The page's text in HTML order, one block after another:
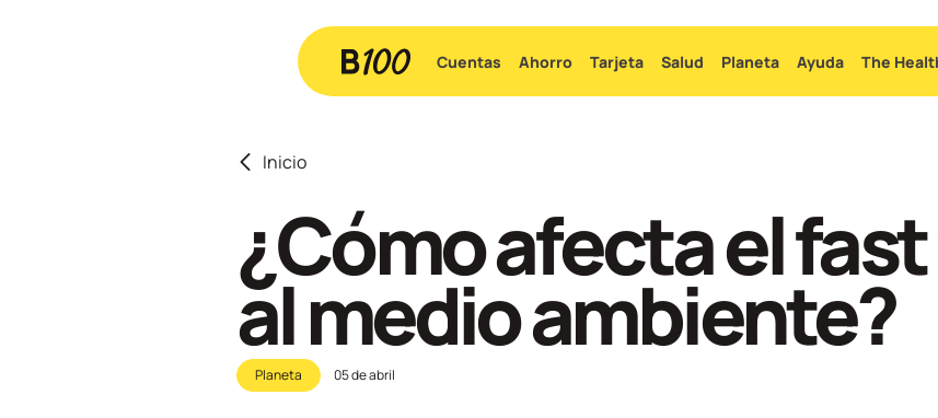
Ir
al
contenido
Cuentas Ahorro Tarjeta Salud Planeta Ayuda The
Inicio
¿Cómo afecta el
al medio ambiente?
Planeta 05 de abril